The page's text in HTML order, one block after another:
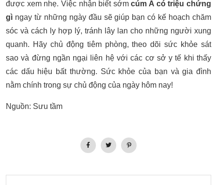
được xem nhẹ. Việc nhận biết sớmcúm A có triệu chứng
gì ngay từ những ngày đầu sẽ giúp bạn có kế hoạch chăm
sóc và cách ly hợp lý, tránh lây lan cho những người xung
quanh. Hãy chủ động tiêm phòng, theo dõi sức khỏe sát
sao và đừng ngần ngại liên hệ với các cơ sở y tế khi thấy
các dấu hiệu bất thường. Sức khỏe của bạn và gia đình
nằm chính trong sự chủ động của ngày hôm nay!
Nguồn: Sưu tầm